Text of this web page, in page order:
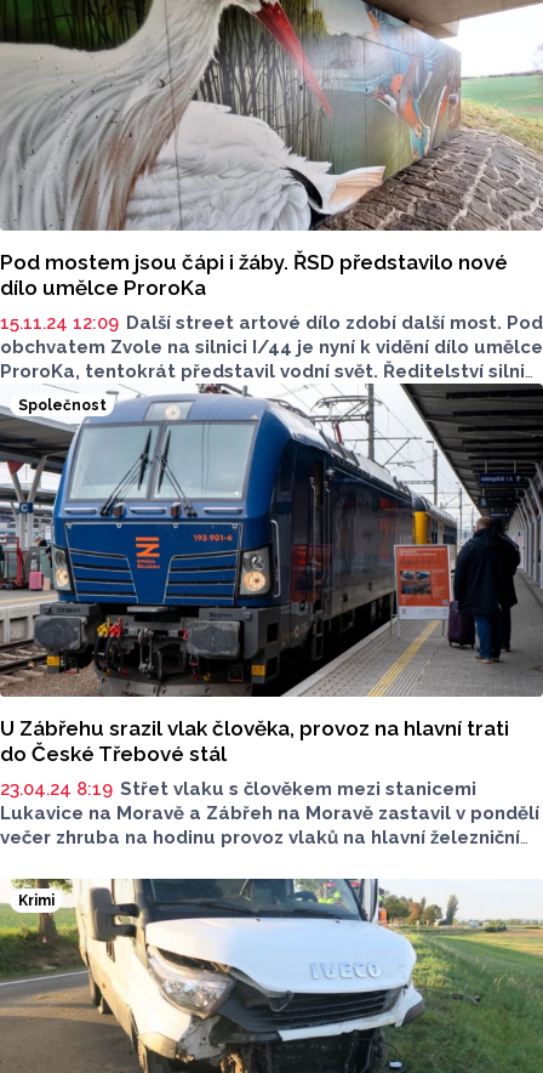
Pod mostem jsou čápi i žáby. ŘSD představilo nové
dílo umělce ProroKa
15.11.24 12:09 Další street artové dílo zdobí další most. Pod
obchvatem Zvole na silnici I/44 je nyní k vidění dílo umělce
ProroKa, tentokrát představil vodní svět. Ředitelství silnic
a dálnic (ŘSD) se nebrání ani další výmalbě, jak potvrdil
Reportu mluvčí ŘSD Miroslav Mazal.
Společnost
U Zábřehu srazil vlak člověka, provoz na hlavní trati
do České Třebové stál
23.04.24 8:19 Střet vlaku s člověkem mezi stanicemi
Lukavice na Moravě a Zábřeh na Moravě zastavil v pondělí
večer zhruba na hodinu provoz vlaků na hlavní železniční
Krimi